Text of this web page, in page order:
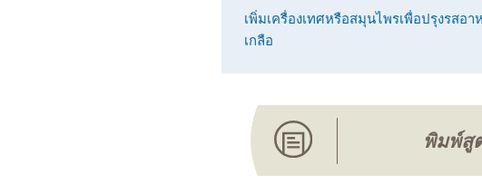
เพิ่มเครื่องเทศหรือสมุนไพรเพื่อปรุงรสอา
เกลือ
พิมพ์สู